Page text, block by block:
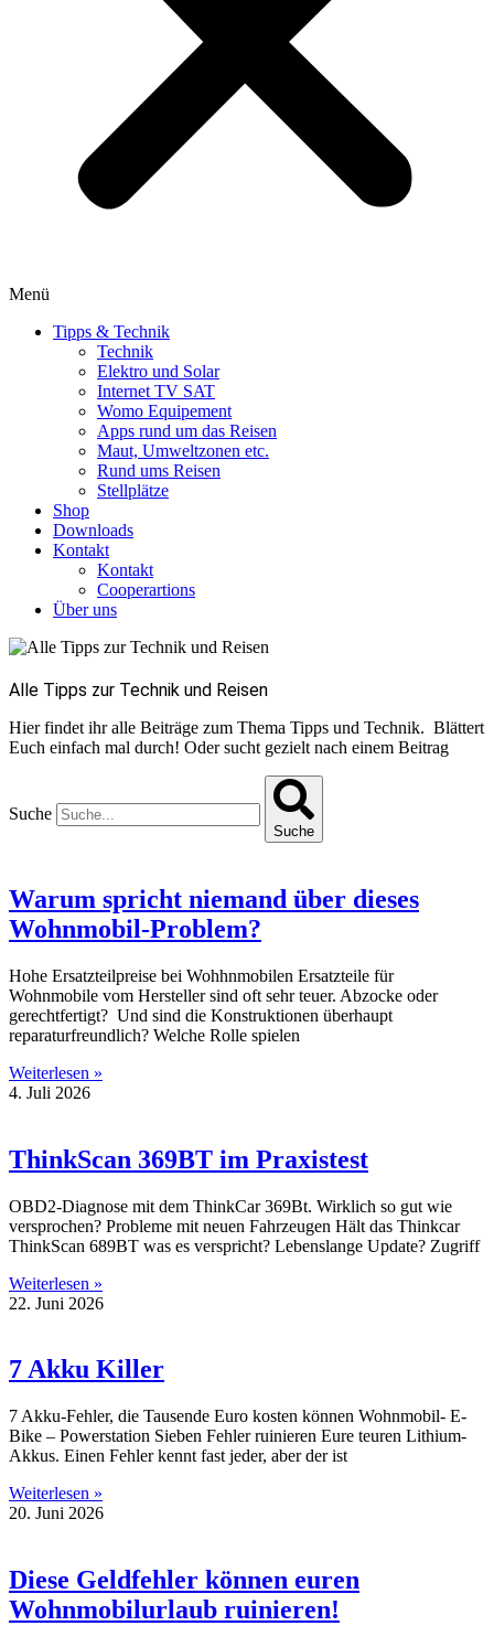
Menü
Tipps & Technik
Technik
Elektro und Solar
Internet TV SAT
Womo Equipement
Apps rund um das Reisen
Maut, Umweltzonen etc.
Rund ums Reisen
Stellplätze
Shop
Downloads
Kontakt
Kontakt
Cooperartions
Über uns
Alle Tipps zur Technik und Reisen
Hier findet ihr alle Beiträge zum Thema Tipps und Technik. Blättert
Euch einfach mal durch! Oder sucht gezielt nach einem Beitrag
Suche
Suche
Warum spricht niemand über dieses
Wohnmobil-Problem?
Hohe Ersatzteilpreise bei Wohhnmobilen Ersatzteile für
Wohnmobile vom Hersteller sind oft sehr teuer. Abzocke oder
gerechtfertigt? Und sind die Konstruktionen überhaupt
reparaturfreundlich? Welche Rolle spielen
Weiterlesen »
4. Juli 2026
ThinkScan 369BT im Praxistest
OBD2-Diagnose mit dem ThinkCar 369Bt. Wirklich so gut wie
versprochen? Probleme mit neuen Fahrzeugen Hält das Thinkcar
ThinkScan 689BT was es verspricht? Lebenslange Update? Zugriff
Weiterlesen »
22. Juni 2026
7 Akku Killer
7 Akku-Fehler, die Tausende Euro kosten können Wohnmobil- E-
Bike – Powerstation Sieben Fehler ruinieren Eure teuren Lithium-
Akkus. Einen Fehler kennt fast jeder, aber der ist
Weiterlesen »
20. Juni 2026
Diese Geldfehler können euren
Wohnmobilurlaub ruinieren!